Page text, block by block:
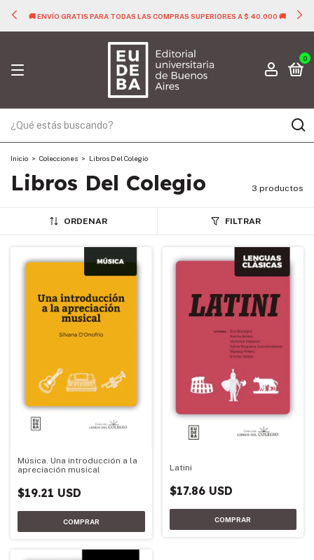
🚚 ENVÍO GRATIS PARA TODAS LAS COMPRAS SUPERIORES A $ 40.000 🚚
0
Inicio > Colecciones > Libros Del Colegio
Libros Del Colegio 3 productos
ORDENAR FILTRAR
Música. Una introducción a la
apreciación musical
$19.21 USD
Latini
$17.86 USD